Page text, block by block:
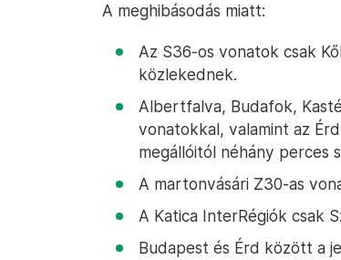
A meghibásodás miatt:
Az S36-os vonatok csak
közlekednek.
Albertfalva, Budafok,
vonatokkal, valamint az
megállóitól néhány perces
A martonvásári Z30-as
A Katica InterRégiók csak
Budapest és Érd között a